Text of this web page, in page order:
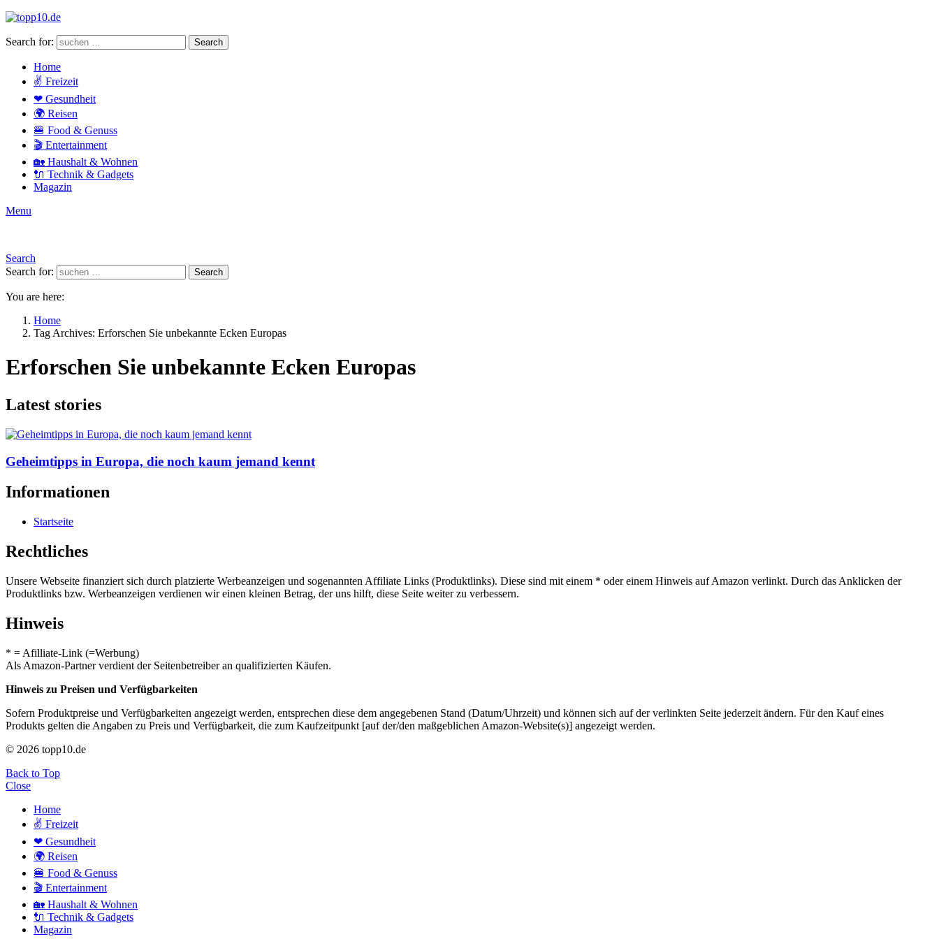
Search for: Search
Home
✌ Freizeit
❤ Gesundheit
🌍 Reisen
🍔 Food & Genuss
🎬 Entertainment
🏡 Haushalt & Wohnen
🔌 Technik & Gadgets
Magazin
Menu
Search
Search for:
Search
You are here:
Home
Tag Archives: Erforschen Sie unbekannte Ecken Europas
Erforschen Sie unbekannte Ecken Europas
Latest stories
Geheimtipps in Europa, die noch kaum jemand kennt
Informationen
Startseite
Rechtliches
Unsere Webseite finanziert sich durch platzierte Werbeanzeigen und sogenannten Affiliate Links (Produktlinks). Diese sind mit einem * oder einem Hinweis auf Amazon verlinkt. Durch das Anklicken der
Produktlinks bzw. Werbeanzeigen verdienen wir einen kleinen Betrag, der uns hilft, diese Seite weiter zu verbessern.
Hinweis
* = Afilliate-Link (=Werbung)
Als Amazon-Partner verdient der Seitenbetreiber an qualifizierten Käufen.
Hinweis zu Preisen und Verfügbarkeiten
Sofern Produktpreise und Verfügbarkeiten angezeigt werden, entsprechen diese dem angegebenen Stand (Datum/Uhrzeit) und können sich auf der verlinkten Seite jederzeit ändern. Für den Kauf eines
Produkts gelten die Angaben zu Preis und Verfügbarkeit, die zum Kaufzeitpunkt [auf der/den maßgeblichen Amazon-Website(s)] angezeigt werden.
© 2026 topp10.de
Back to Top
Close
Home
✌ Freizeit
❤ Gesundheit
🌍 Reisen
🍔 Food & Genuss
🎬 Entertainment
🏡 Haushalt & Wohnen
🔌 Technik & Gadgets
Magazin